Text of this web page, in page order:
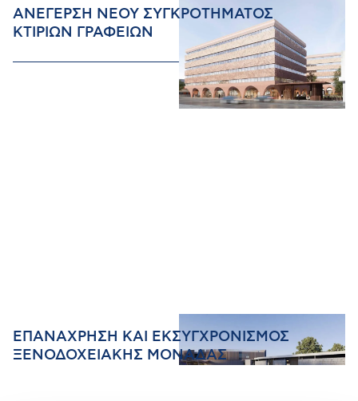
ΑΝΕΓΕΡΣΗ ΝΕΟΥ ΣΥΓΚΡΟΤΗΜΑΤΟΣ
ΚΤΙΡΙΩΝ ΓΡΑΦΕΙΩΝ
ΕΠΑΝΑΧΡΗΣΗ ΚΑΙ ΕΚΣΥΓΧΡΟΝΙΣΜΟΣ
ΞΕΝΟΔΟΧΕΙΑΚΗΣ ΜΟΝΑΔΑΣ